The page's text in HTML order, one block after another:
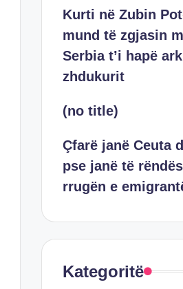
Kurti në Zubin
mund të zgjasin
Serbia t’i hapë
zhdukurit
(no title)
Çfarë janë Ceuta
pse janë të
rrugën e
Kategoritë